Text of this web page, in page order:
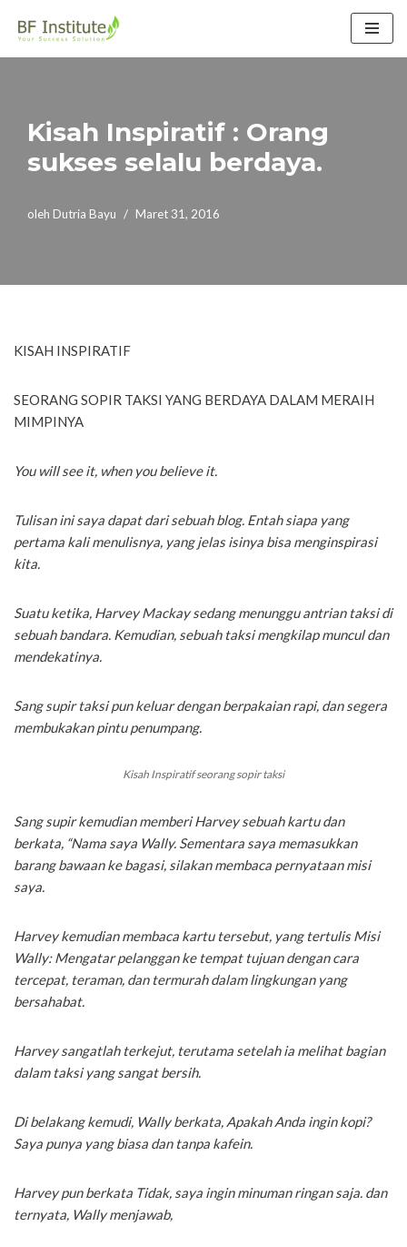
Kisah Inspiratif : Orang
sukses selalu berdaya.
oleh Dutria Bayu Maret 31, 2016
KISAH INSPIRATIF
SEORANG SOPIR TAKSI YANG BERDAYA DALAM MERAIH
MIMPINYA
You will see it, when you believe it.
Tulisan ini saya dapat dari sebuah blog. Entah siapa yang
pertama kali menulisnya, yang jelas isinya bisa menginspirasi
kita.
Suatu ketika, Harvey Mackay sedang menunggu antrian taksi di
sebuah bandara. Kemudian, sebuah taksi mengkilap muncul dan
mendekatinya.
Sang supir taksi pun keluar dengan berpakaian rapi, dan segera
membukakan pintu penumpang.
Kisah Inspiratif seorang sopir taksi
Sang supir kemudian memberi Harvey sebuah kartu dan
berkata, “Nama saya Wally. Sementara saya memasukkan
barang bawaan ke bagasi, silakan membaca pernyataan misi
saya.
Harvey kemudian membaca kartu tersebut, yang tertulis Misi
Wally: Mengatar pelanggan ke tempat tujuan dengan cara
tercepat, teraman, dan termurah dalam lingkungan yang
bersahabat.
Harvey sangatlah terkejut, terutama setelah ia melihat bagian
dalam taksi yang sangat bersih.
Di belakang kemudi, Wally berkata, Apakah Anda ingin kopi?
Saya punya yang biasa dan tanpa kafein.
Harvey pun berkata Tidak, saya ingin minuman ringan saja. dan
ternyata, Wally menjawab,